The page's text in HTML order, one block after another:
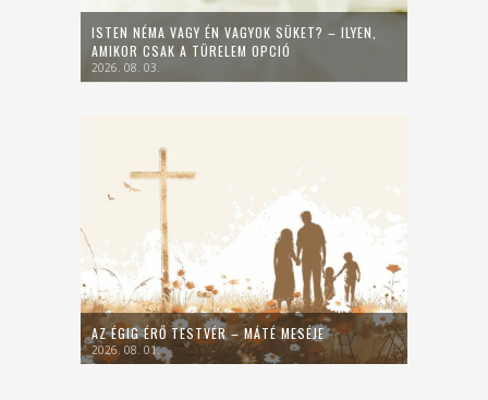
ISTEN NÉMA VAGY ÉN VAGYOK SÜKET? – ILYEN,
AMIKOR CSAK A TÜRELEM OPCIÓ
2026. 08. 03.
AZ ÉGIG ÉRŐ TESTVÉR – MÁTÉ MESÉJE
2026. 08. 01.